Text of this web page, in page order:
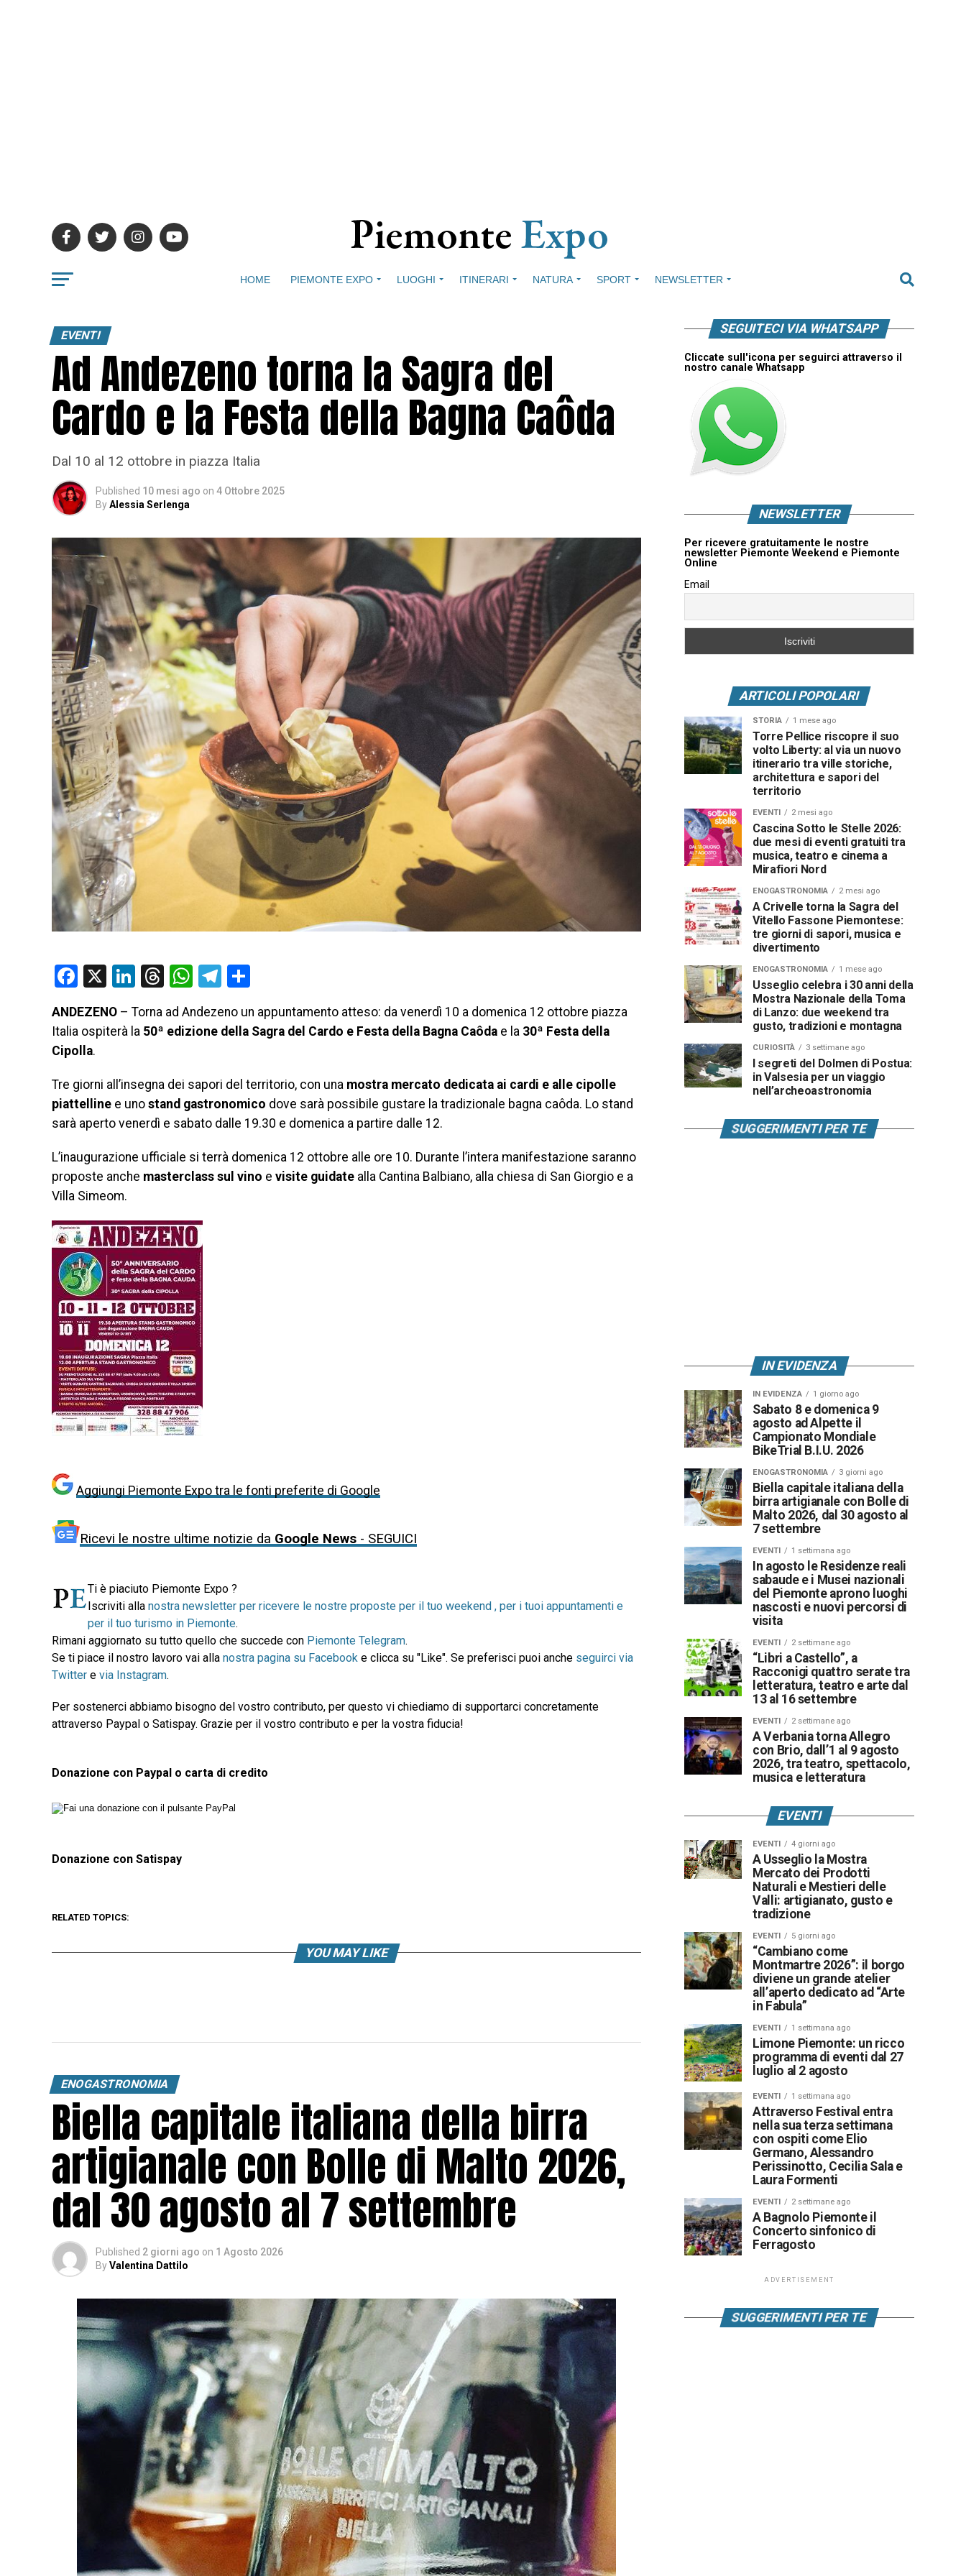
HOME PIEMONTE EXPO LUOGHI ITINERARI NATURA SPORT NEWSLETTER
EVENTI
Ad Andezeno torna la Sagra del
Cardo e la Festa della Bagna Caôda
Dal 10 al 12 ottobre in piazza Italia
Published 10 mesi ago on 4 Ottobre 2025
ByAlessia Serlenga
Facebook
X LinkedIn
Threads
WhatsApp
Telegram
ANDEZENO – Torna ad Andezeno un appuntamento atteso: da venerdì 10 a domenica 12 ottobre piazza
Italia ospiterà la 50ª edizione della Sagra del Cardo e Festa della Bagna Caôda e la 30ª Festa della
Cipolla.
Tre giorni all’insegna dei sapori del territorio, con una mostra mercato dedicata ai cardi e alle cipolle
piattelline e uno stand gastronomico dove sarà possibile gustare la tradizionale bagna caôda. Lo stand
sarà aperto venerdì e sabato dalle 19.30 e domenica a partire dalle 12.
L’inaugurazione ufficiale si terrà domenica 12 ottobre alle ore 10. Durante l’intera manifestazione saranno
proposte anche masterclass sul vino e visite guidate alla Cantina Balbiano, alla chiesa di San Giorgio e a
Villa Simeom.
Aggiungi Piemonte Expo tra le fonti preferite di Google
Ricevi le nostre ultime notizie da Google News - SEGUICI
Ti è piaciuto Piemonte Expo ?
Iscriviti alla nostra newsletter per ricevere le nostre proposte per il tuo weekend , per i tuoi appuntamenti e
per il tuo turismo in Piemonte.
Rimani aggiornato su tutto quello che succede con Piemonte Telegram.
Se ti piace il nostro lavoro vai alla nostra pagina su Facebook e clicca su "Like". Se preferisci puoi anche seguirci via
Twitter e via Instagram.
Per sostenerci abbiamo bisogno del vostro contributo, per questo vi chiediamo di supportarci concretamente
attraverso Paypal o Satispay. Grazie per il vostro contributo e per la vostra fiducia!
Donazione con Paypal o carta di credito
Donazione con Satispay
RELATED TOPICS:
YOU MAY LIKE
ENOGASTRONOMIA
Biella capitale italiana della birra
artigianale con Bolle di Malto 2026,
dal 30 agosto al 7 settembre
Published 2 giorni ago on 1 Agosto 2026
ByValentina Dattilo
SEGUITECI VIA WHATSAPP
Cliccate sull'icona per seguirci attraverso il
nostro canale Whatsapp
NEWSLETTER
Per ricevere gratuitamente le nostre
newsletter Piemonte Weekend e Piemonte
Online
Email
ARTICOLI POPOLARI
STORIA 1 mese ago
Torre Pellice riscopre il suo
volto Liberty: al via un nuovo
itinerario tra ville storiche,
architettura e sapori del
territorio
EVENTI 2 mesi ago
Cascina Sotto le Stelle 2026:
due mesi di eventi gratuiti tra
musica, teatro e cinema a
Mirafiori Nord
ENOGASTRONOMIA 2 mesi ago
A Crivelle torna la Sagra del
Vitello Fassone Piemontese:
tre giorni di sapori, musica e
divertimento
ENOGASTRONOMIA 1 mese ago
Usseglio celebra i 30 anni della
Mostra Nazionale della Toma
di Lanzo: due weekend tra
gusto, tradizioni e montagna
CURIOSITÀ 3 settimane ago
I segreti del Dolmen di Postua:
in Valsesia per un viaggio
nell’archeoastronomia
SUGGERIMENTI PER TE
IN EVIDENZA
IN EVIDENZA 1 giorno ago
Sabato 8 e domenica 9
agosto ad Alpette il
Campionato Mondiale
BikeTrial B.I.U. 2026
ENOGASTRONOMIA 3 giorni ago
Biella capitale italiana della
birra artigianale con Bolle di
Malto 2026, dal 30 agosto al
7 settembre
EVENTI 1 settimana ago
In agosto le Residenze reali
sabaude e i Musei nazionali
del Piemonte aprono luoghi
nascosti e nuovi percorsi di
visita
EVENTI 2 settimane ago
“Libri a Castello”, a
Racconigi quattro serate tra
letteratura, teatro e arte dal
13 al 16 settembre
EVENTI 2 settimane ago
A Verbania torna Allegro
con Brio, dall’1 al 9 agosto
2026, tra teatro, spettacolo,
musica e letteratura
EVENTI
EVENTI 4 giorni ago
A Usseglio la Mostra
Mercato dei Prodotti
Naturali e Mestieri delle
Valli: artigianato, gusto e
tradizione
EVENTI 5 giorni ago
“Cambiano come
Montmartre 2026”: il borgo
diviene un grande atelier
all’aperto dedicato ad “Arte
in Fabula”
EVENTI 1 settimana ago
Limone Piemonte: un ricco
programma di eventi dal 27
luglio al 2 agosto
EVENTI 1 settimana ago
Attraverso Festival entra
nella sua terza settimana
con ospiti come Elio
Germano, Alessandro
Perissinotto, Cecilia Sala e
Laura Formenti
EVENTI 2 settimane ago
A Bagnolo Piemonte il
Concerto sinfonico di
Ferragosto
ADVERTISEMENT
SUGGERIMENTI PER TE